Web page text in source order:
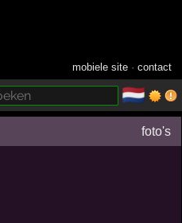
mobiele site ·contact
🇳🇱
foto's